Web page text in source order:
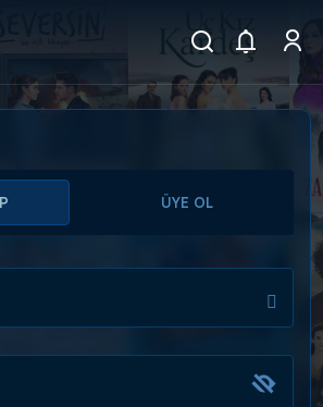
ÜYE OL